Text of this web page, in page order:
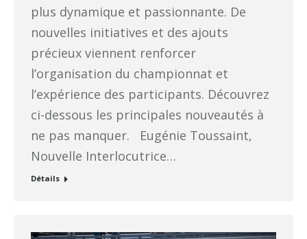
plus dynamique et passionnante. De
nouvelles initiatives et des ajouts
précieux viennent renforcer
l’organisation du championnat et
l’expérience des participants. Découvrez
ci-dessous les principales nouveautés à
ne pas manquer. Eugénie Toussaint,
Nouvelle Interlocutrice…
Détails